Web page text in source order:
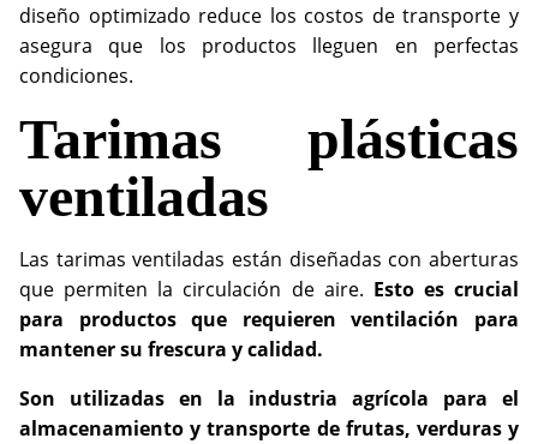
diseño optimizado reduce los costos de transporte y
asegura que los productos lleguen en perfectas
condiciones.
Tarimas plásticas
ventiladas
Las tarimas ventiladas están diseñadas con aberturas
que permiten la circulación de aire. Esto es crucial
para productos que requieren ventilación para
mantener su frescura y calidad.
Son utilizadas en la industria agrícola para el
almacenamiento y transporte de frutas, verduras y